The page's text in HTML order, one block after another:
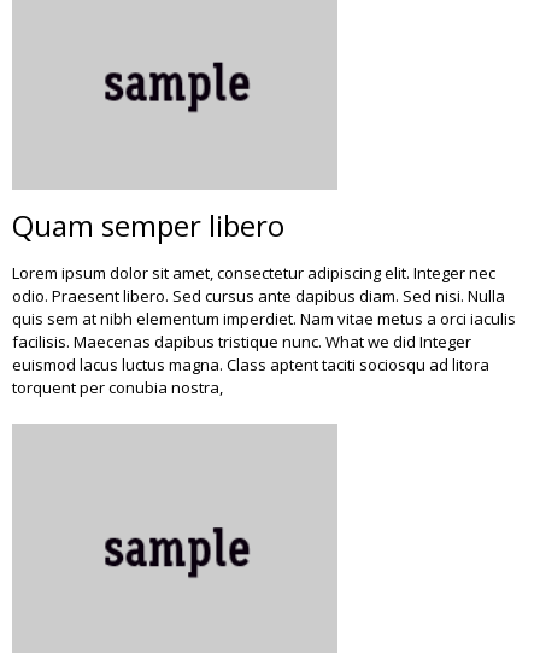
Quam semper libero
Lorem ipsum dolor sit amet, consectetur adipiscing elit. Integer nec
odio. Praesent libero. Sed cursus ante dapibus diam. Sed nisi. Nulla
quis sem at nibh elementum imperdiet. Nam vitae metus a orci iaculis
facilisis. Maecenas dapibus tristique nunc. What we did Integer
euismod lacus luctus magna. Class aptent taciti sociosqu ad litora
torquent per conubia nostra,